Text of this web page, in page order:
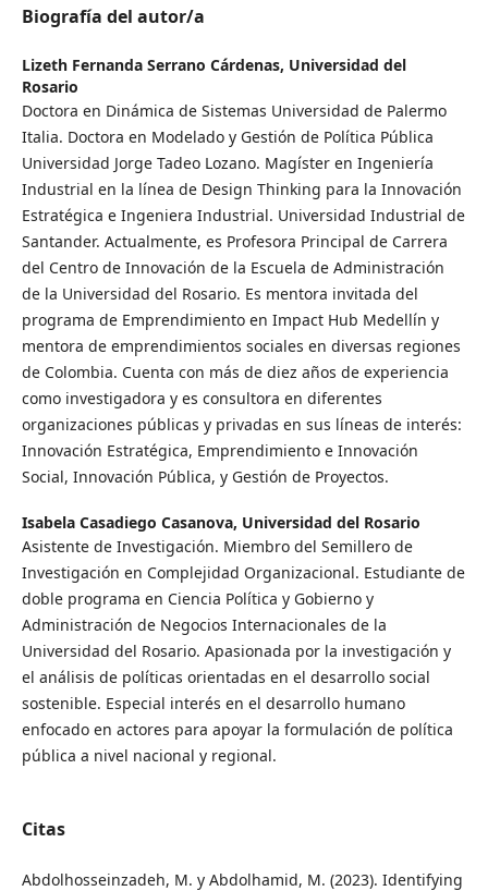
Biografía del autor/a
Lizeth Fernanda Serrano Cárdenas, Universidad del
Rosario
Doctora en Dinámica de Sistemas Universidad de Palermo
Italia. Doctora en Modelado y Gestión de Política Pública
Universidad Jorge Tadeo Lozano. Magíster en Ingeniería
Industrial en la línea de Design Thinking para la Innovación
Estratégica e Ingeniera Industrial. Universidad Industrial de
Santander. Actualmente, es Profesora Principal de Carrera
del Centro de Innovación de la Escuela de Administración
de la Universidad del Rosario. Es mentora invitada del
programa de Emprendimiento en Impact Hub Medellín y
mentora de emprendimientos sociales en diversas regiones
de Colombia. Cuenta con más de diez años de experiencia
como investigadora y es consultora en diferentes
organizaciones públicas y privadas en sus líneas de interés:
Innovación Estratégica, Emprendimiento e Innovación
Social, Innovación Pública, y Gestión de Proyectos.
Isabela Casadiego Casanova, Universidad del Rosario
Asistente de Investigación. Miembro del Semillero de
Investigación en Complejidad Organizacional. Estudiante de
doble programa en Ciencia Política y Gobierno y
Administración de Negocios Internacionales de la
Universidad del Rosario. Apasionada por la investigación y
el análisis de políticas orientadas en el desarrollo social
sostenible. Especial interés en el desarrollo humano
enfocado en actores para apoyar la formulación de política
pública a nivel nacional y regional.
Citas
Abdolhosseinzadeh, M. y Abdolhamid, M. (2023). Identifying